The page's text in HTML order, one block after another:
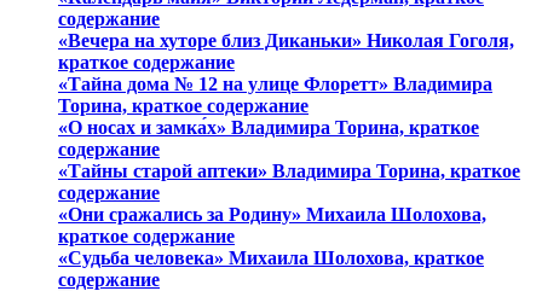
содержание
«Вечера на хуторе близ Диканьки» Николая Гоголя,
краткое содержание
«Тайна дома № 12 на улице Флоретт» Владимира
Торина, краткое содержание
«О носах и замка́х» Владимира Торина, краткое
содержание
«Тайны старой аптеки» Владимира Торина, краткое
содержание
«Они сражались за Родину» Михаила Шолохова,
краткое содержание
«Судьба человека» Михаила Шолохова, краткое
содержание